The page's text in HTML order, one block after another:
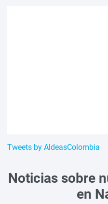
Tweets by AldeasColombia
Noticias sobre
en